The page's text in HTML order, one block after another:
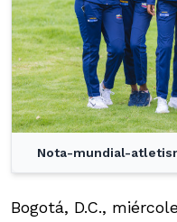
Nota-mundial-
Bogotá, D.C.,